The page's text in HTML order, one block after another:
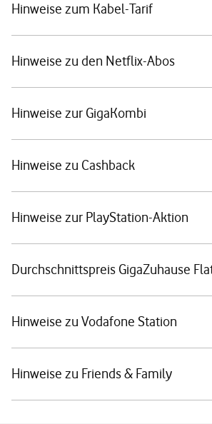
Hinweise zum Kabel-Tarif
Hinweise zu den Netflix-Abos
Hinweise zur GigaKombi
Hinweise zu Cashback
Hinweise zur PlayStation-Aktion
Durchschnittspreis GigaZuhause
Hinweise zu Vodafone Station
Hinweise zu Friends & Family